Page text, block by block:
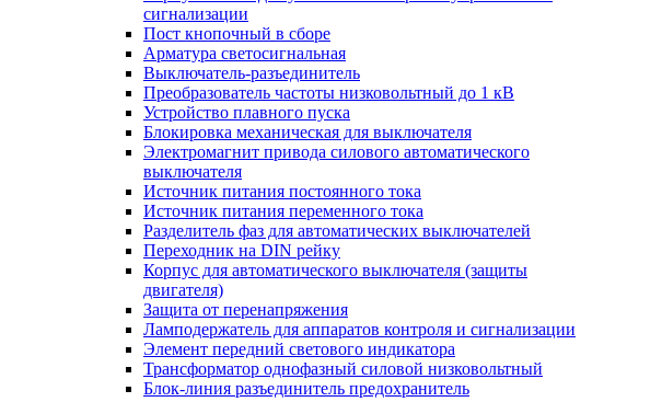
сигнализации
Пост кнопочный в сборе
Арматура светосигнальная
Выключатель-разъединитель
Преобразователь частоты низковольтный до 1 кВ
Устройство плавного пуска
Блокировка механическая для выключателя
Электромагнит привода силового автоматического
выключателя
Источник питания постоянного тока
Источник питания переменного тока
Разделитель фаз для автоматических выключателей
Переходник на DIN рейку
Корпус для автоматического выключателя (защиты
двигателя)
Защита от перенапряжения
Ламподержатель для аппаратов контроля и сигнализации
Элемент передний светового индикатора
Трансформатор однофазный силовой низковольтный
Блок-линия разъединитель предохранитель